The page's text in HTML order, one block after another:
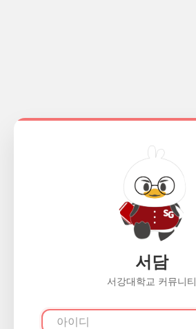
서담
서강대학교 커뮤니티